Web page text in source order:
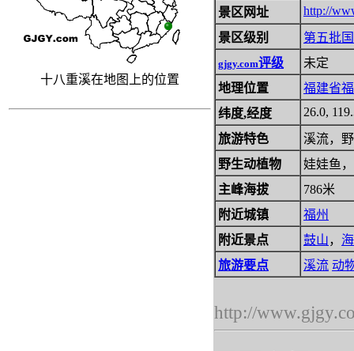
十八重溪在地图上的位置
景区网址
http://
景区级别
第五批
gjgy.com评级
未定
地理位置
福建省
纬度,经度
26.0,
旅游特色
溪流，
野生动植物
娃娃鱼
主峰海拔
786米
附近城镇
福州
附近景点
鼓山，
旅游要点
溪流 动
http://